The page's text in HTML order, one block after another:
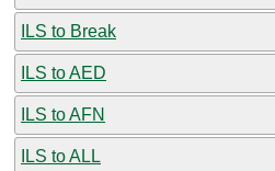
ILS to Break
ILS to AED
ILS to AFN
ILS to ALL